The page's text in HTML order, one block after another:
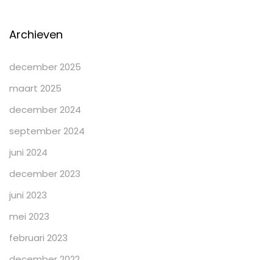
Archieven
december 2025
maart 2025
december 2024
september 2024
juni 2024
december 2023
juni 2023
mei 2023
februari 2023